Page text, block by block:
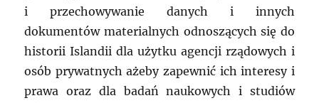
i przechowywanie danych i innych
dokumentów materialnych odnoszących się do
historii Islandii dla użytku agencji rządowych i
osób prywatnych ażeby zapewnić ich interesy i
prawa oraz dla badań naukowych i studiów